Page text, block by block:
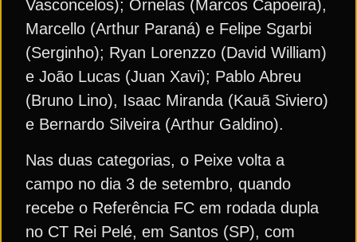
Vasconcelos); Ornelas (Marcos Capoeira),
Marcello (Arthur Paraná) e Felipe Sgarbi
(Serginho); Ryan Lorenzzo (David William)
e João Lucas (Juan Xavi); Pablo Abreu
(Bruno Lino), Isaac Miranda (Kauã Siviero)
e Bernardo Silveira (Arthur Galdino).
Nas duas categorias, o Peixe volta a
campo no dia 3 de setembro, quando
recebe o Referência FC em rodada dupla
no CT Rei Pelé, em Santos (SP), com